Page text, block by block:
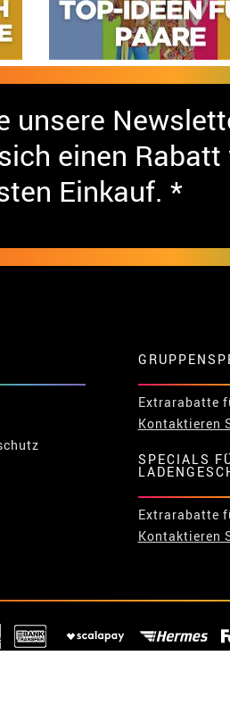
unsere
einen Rabatt
Einkauf. *
Extrarabatte
Kontaktieren
SPECIALS
Extrarabatte
Kontaktieren